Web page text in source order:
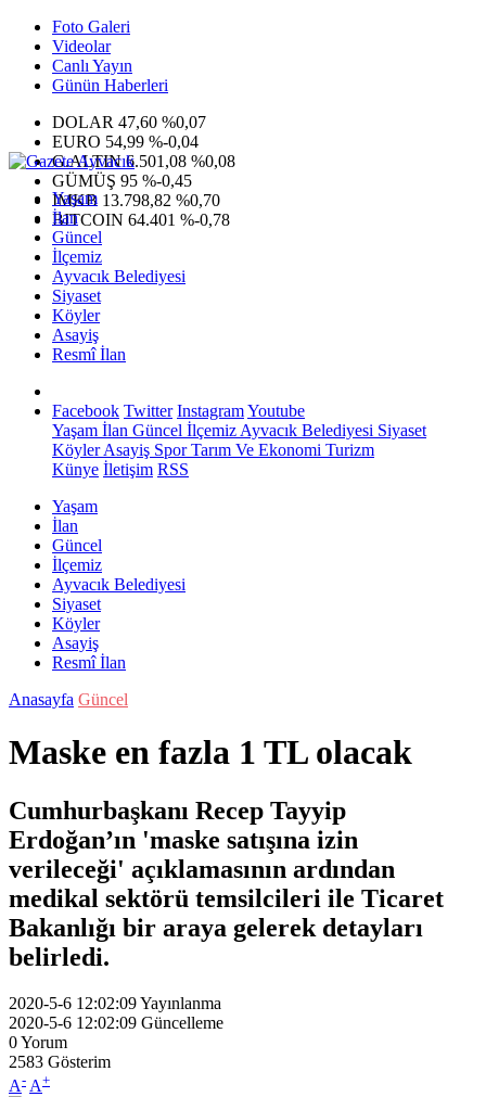
Foto Galeri
Videolar
Canlı Yayın
Günün Haberleri
DOLAR 47,60 %0,07
EURO 54,99 %-0,04
G.ALTIN6.501,08 %0,08
GÜMÜŞ 95 %-0,45
IMKB 13.798,82 %0,70
BITCOIN 64.401 %-0,78
Yaşam
İlan
Güncel
İlçemiz
Ayvacık Belediyesi
Siyaset
Köyler
Asayiş
Resmî İlan
Facebook Twitter InstagramYoutube
Yaşam İlan Güncel İlçemiz Ayvacık Belediyesi Siyaset
KöylerAsayiş SporTarım Ve Ekonomi Turizm
Künye İletişim RSS
Yaşam
İlan
Güncel
İlçemiz
Ayvacık Belediyesi
Siyaset
Köyler
Asayiş
Resmî İlan
Anasayfa Güncel
Maske en fazla 1 TL olacak
Cumhurbaşkanı Recep Tayyip
Erdoğan’ın 'maske satışına izin
verileceği' açıklamasının ardından
medikal sektörü temsilcileri ile Ticaret
Bakanlığı bir araya gelerek detayları
belirledi.
2020-5-6 12:02:09Yayınlanma
2020-5-6 12:02:09 Güncelleme
0Yorum
2583 Gösterim
A- A+